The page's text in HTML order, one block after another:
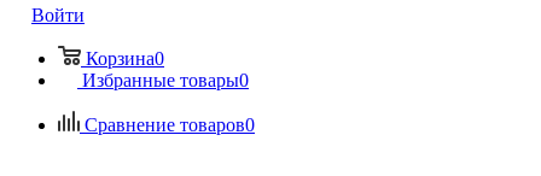
Войти
Корзина0
Избранные товары0
Сравнение товаров0